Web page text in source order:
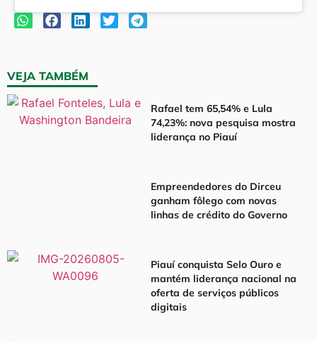
VEJA TAMBÉM
Rafael tem 65,54% e Lula
74,23%: nova pesquisa mostra
liderança no Piauí
Empreendedores do Dirceu
ganham fôlego com novas
linhas de crédito do Governo
Piauí conquista Selo Ouro e
mantém liderança nacional na
oferta de serviços públicos
digitais